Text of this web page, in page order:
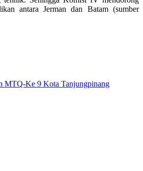
antara Jerman dan Batam (sumber
MTQ-Ke 9 Kota Tanjungpinang